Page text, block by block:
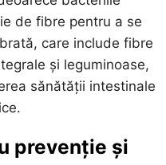
de fibre pentru a se
care include fibre
și leguminoase,
sănătății intestinale
prevenție și